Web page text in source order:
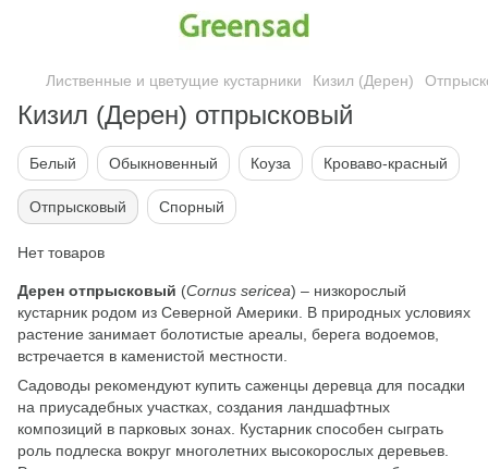
Лиственные и цветущие кустарники Кизил (Дерен)
Кизил (Дерен) отпрысковый
Белый Обыкновенный Коуза Кроваво-красный
Отпрысковый Спорный
Нет товаров
Дерен отпрысковый (Cornus sericea) – низкорослый
кустарник родом из Северной Америки. В природных условиях
растение занимает болотистые ареалы, берега водоемов,
встречается в каменистой местности.
Садоводы рекомендуют купить саженцы деревца для посадки
на приусадебных участках, создания ландшафтных
композиций в парковых зонах. Кустарник способен сыграть
роль подлеска вокруг многолетних высокорослых деревьев.